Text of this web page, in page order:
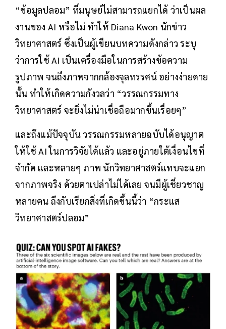
“ข้อมูลปลอม” ที่มนุษย์ไม่สามารถแยกได้ ว่าเป็นผล
งานของ AI หรือไม่ ทำให้ Diana Kwon นักข่าว
วิทยาศาสตร์ ซึ่งเป็นผู้เขียนบทความดังกล่าว ระบุ
ว่าการใช้ AI เป็นเครื่องมือในการสร้างข้อความ
รูปภาพ จนถึงภาพจากกล้องจุลทรรศน์ อย่างง่ายดาย
นั้น ทำให้เกิดความกังวลว่า “วรรณกรรมทาง
วิทยาศาสตร์ จะยิ่งไม่น่าเชื่อถือมากขึ้นเรื่อยๆ”
และถึงแม้ปัจจุบัน วรรณกรรมหลายฉบับได้อนุญาต
ให้ใช้ AI ในการวิจัยได้แล้ว และอยู่ภายใต้เงื่อนไขที่
จำกัด และหลายๆ ภาพ นักวิทยาศาสตร์แทบจะแยก
จากภาพจริง ด้วยตาเปล่าไม่ได้เลย จนมีผู้เชี่ยวชาญ
หลายคน ถึงกับเรียกสิ่งที่เกิดขึ้นนี้ว่า “กระแส
วิทยาศาสตร์ปลอม”